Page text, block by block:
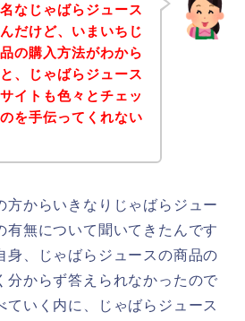
なじゃばらジュース
だけど、いまいちじ
の購入方法がわから
、じゃばらジュース
イトも色々とチェッ
を手伝ってくれない
方からいきなりじゃばらジュー
有無について聞いてきたんです
身、じゃばらジュースの商品の
分からず答えられなかったので
ていく内に、じゃばらジュース